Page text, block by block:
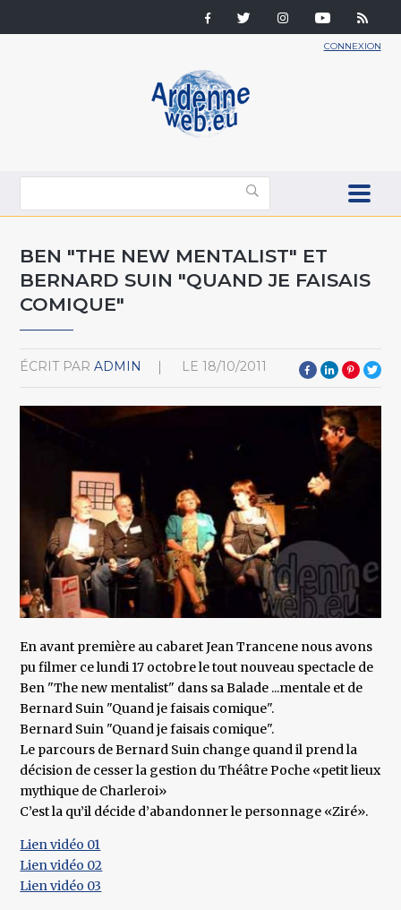
CONNEXION
BEN "THE NEW MENTALIST" ET
BERNARD SUIN "QUAND JE FAISAIS
COMIQUE"
ÉCRIT PAR ADMIN LE 18/10/2011
En avant première au cabaret Jean Trancene nous avons
pu filmer ce lundi 17 octobre le tout nouveau spectacle de
Ben "The new mentalist" dans sa Balade ...mentale et de
Bernard Suin "Quand je faisais comique".
Bernard Suin "Quand je faisais comique".
Le parcours de Bernard Suin change quand il prend la
décision de cesser la gestion du Théâtre Poche «petit lieux
mythique de Charleroi»
C’est la qu’il décide d’abandonner le personnage «Ziré».
Lien vidéo 01
Lien vidéo 02
Lien vidéo 03